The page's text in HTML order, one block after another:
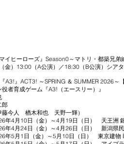
イヒーローズ』Season0～マトリ・都築兄弟
金）13:00（A公演）／18:30（B公演）シア
『A3!』ACT3! ～SPRING ＆ SUMMER 2026～
者育成ゲーム『A3!（エースリー）』
郎
藤今人 楢木和也 天野一輝）
年4月10日（金）～4月19日（日） 天王洲
年4月24日（金）～4月26日（日） 新潟県
年5月1日（金）～5月10日（日） 東京建物